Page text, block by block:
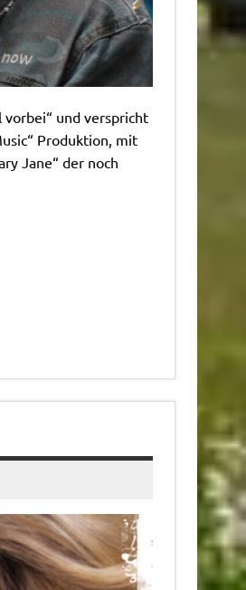
und verspricht
Produktion, mit
Jane“ der noch